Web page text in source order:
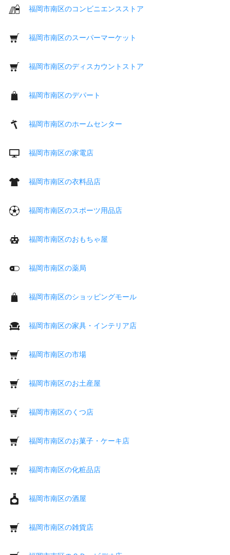
福岡市南区のコンビニエンスストア
福岡市南区のスーパーマーケット
福岡市南区のディスカウントストア
福岡市南区のデパート
福岡市南区のホームセンター
福岡市南区の家電店
福岡市南区の衣料品店
福岡市南区のスポーツ用品店
福岡市南区のおもちゃ屋
福岡市南区の薬局
福岡市南区のショッピングモール
福岡市南区の家具・インテリア店
福岡市南区の市場
福岡市南区のお土産屋
福岡市南区のくつ店
福岡市南区のお菓子・ケーキ店
福岡市南区の化粧品店
福岡市南区の酒屋
福岡市南区の雑貨店